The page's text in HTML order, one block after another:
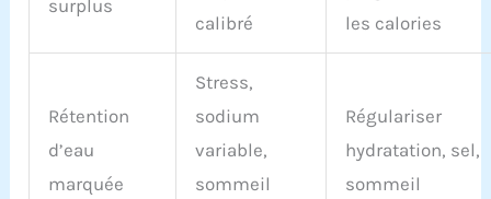
surplus
calibré
les calories
Rétention
d’eau
marquée
Stress,
sodium
variable,
sommeil
Régulariser
hydratation, sel,
sommeil